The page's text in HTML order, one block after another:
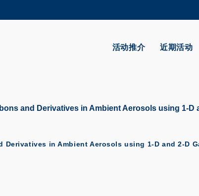
更多科大概览
生活@科大
活动推介 近期活动
and Derivatives in Ambient Aerosols using 1-D
in Ambient Aerosols using 1-D and 2-D